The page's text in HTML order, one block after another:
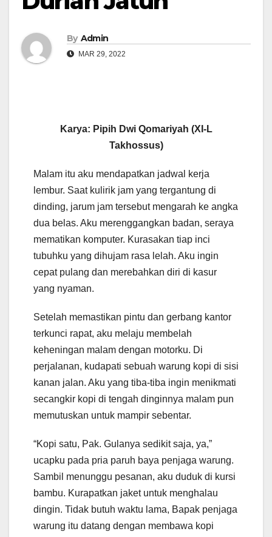
By Admin
MAR 29, 2022
Karya: Pipih Dwi Qomariyah (XI-L
Takhossus)
Malam itu aku mendapatkan jadwal kerja
lembur. Saat kulirik jam yang tergantung di
dinding, jarum jam tersebut mengarah ke angka
dua belas. Aku merenggangkan badan, seraya
mematikan komputer. Kurasakan tiap inci
tubuhku yang dihujam rasa lelah. Aku ingin
cepat pulang dan merebahkan diri di kasur
yang nyaman.
Setelah memastikan pintu dan gerbang kantor
terkunci rapat, aku melaju membelah
keheningan malam dengan motorku. Di
perjalanan, kudapati sebuah warung kopi di sisi
kanan jalan. Aku yang tiba-tiba ingin menikmati
secangkir kopi di tengah dinginnya malam pun
memutuskan untuk mampir sebentar.
“Kopi satu, Pak. Gulanya sedikit saja, ya,”
ucapku pada pria paruh baya penjaga warung.
Sambil menunggu pesanan, aku duduk di kursi
bambu. Kurapatkan jaket untuk menghalau
dingin. Tidak butuh waktu lama, Bapak penjaga
warung itu datang dengan membawa kopi